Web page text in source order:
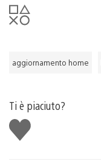
aggiornamento home
Ti è piaciuto?
Mi
piace